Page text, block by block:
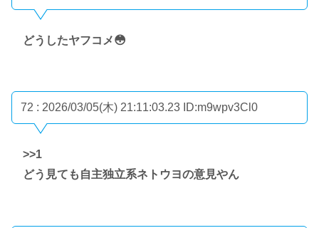
どうしたヤフコメ😳
72 : 2026/03/05(木) 21:11:03.23 ID:m9wpv3Cl0
>>1
どう見ても自主独立系ネトウヨの意見やん